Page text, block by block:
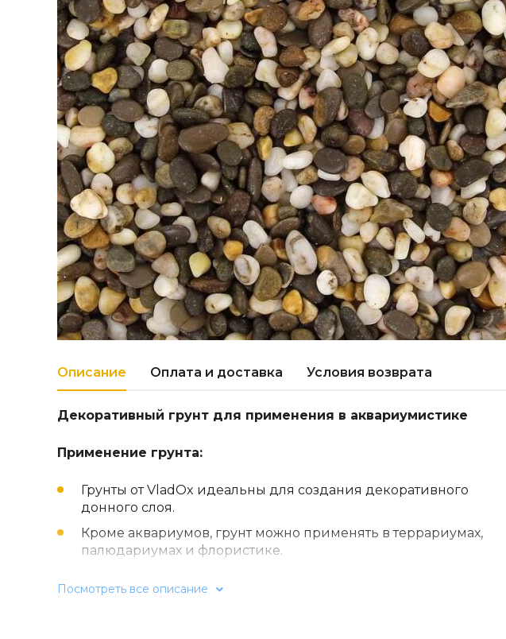
Описание Оплата и доставка Условия возврата
Декоративный грунт для применения в аквариумистике
Применение грунта:
Грунты от VladOx идеальны для создания декоративного
донного слоя.
Кроме аквариумов, грунт можно применять в террариумах,
палюдариумах и флористике.
биотопов.
Посмотреть все описание